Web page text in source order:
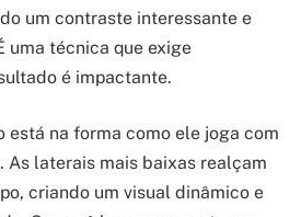
um contraste interessante e
uma técnica que exige
é impactante.
está na forma como ele joga com
As laterais mais baixas realçam
criando um visual dinâmico e